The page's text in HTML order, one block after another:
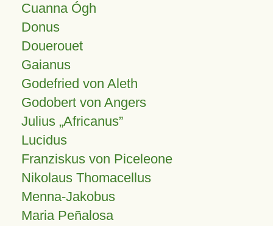
Cuanna Ógh
Donus
Douerouet
Gaianus
Godefried von Aleth
Godobert von Angers
Julius Africanus
Lucidus
Franziskus von Piceleone
Nikolaus Thomacellus
Menna-Jakobus
Maria Peñalosa